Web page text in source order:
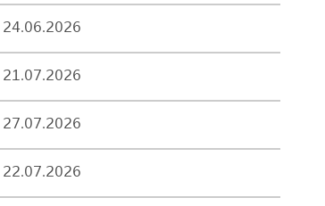
24.06.2026
21.07.2026
27.07.2026
22.07.2026